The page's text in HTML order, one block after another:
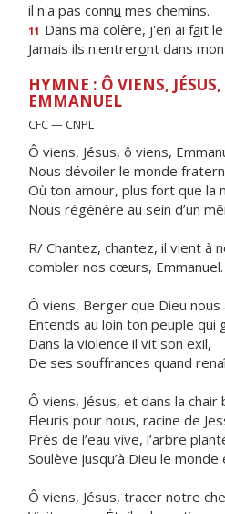
il n'a pas connu mes chemins.
11 Dans ma colère, j'en ai fait
Jamais ils n'entreront dans
HYMNE : Ô VIENS,
EMMANUEL
CFC — CNPL
Ô viens, Jésus, ô viens,
Nous dévoiler le monde
Où ton amour, plus fort que la
Nous régénère au sein d’un
R/ Chantez, chantez, il vient à
combler nos cœurs, Emmanuel.
Ô viens, Berger que Dieu nous
Entends au loin ton peuple qui
Dans la violence il vit son exil,
De ses souffrances quand
Ô viens, Jésus, et dans la chair
Fleuris pour nous, racine de
Près de l’eau vive, l’arbre
Soulève jusqu’à Dieu le monde
Ô viens, Jésus, tracer notre